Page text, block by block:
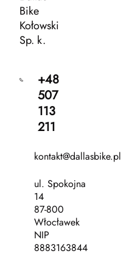
Bike
Kołowski
Sp. k.
+48
507
113
211
kontakt@dallasbike.pl
ul. Spokojna
14
87-800
Włocławek
NIP
8883163844